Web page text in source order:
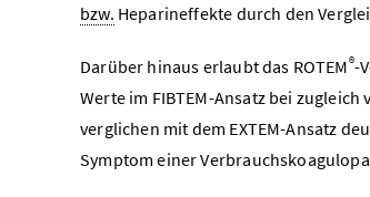
bzw. Heparineffekte durch den
Darüber hinaus erlaubt das ROTEM®-
Werte im FIBTEM-Ansatz bei
verglichen mit dem EXTEM-Ansatz
Symptom einer